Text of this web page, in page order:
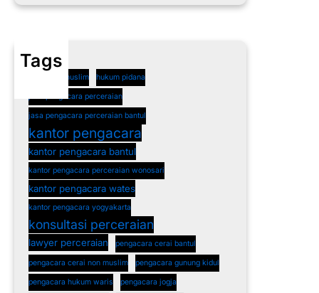
Tags
cerai non muslim hukum pidana
jasa pengacara perceraian
jasa pengacara perceraian bantul
kantor pengacara
kantor pengacara bantul
kantor pengacara perceraian wonosari
kantor pengacara wates
kantor pengacara yogyakarta
konsultasi perceraian
lawyer perceraian pengacara cerai bantul
pengacara cerai non muslim pengacara gunung kidul
pengacara hukum waris pengacara jogja